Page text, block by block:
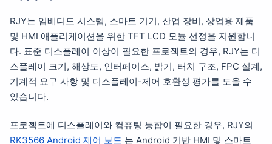
RJY는 임베디드 시스템, 스마트 기기, 산업 장비, 상업용 제품
및 HMI 애플리케이션을 위한 TFT LCD 모듈 선정을 지원합니
다. 표준 디스플레이 이상이 필요한 프로젝트의 경우, RJY는 디
스플레이 크기, 해상도, 인터페이스, 밝기, 터치 구조, FPC 설계,
기계적 요구 사항 및 디스플레이-제어 호환성 평가를 도울 수
있습니다.
프로젝트에 디스플레이와 컴퓨팅 통합이 필요한 경우, RJY의
RK3566 Android 제어 보드 는 Android 기반 HMI 및 스마트